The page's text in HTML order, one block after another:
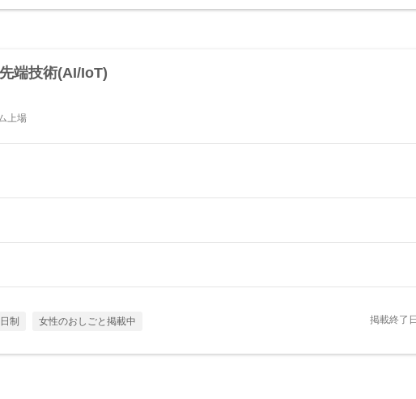
端技術(AI/IoT)
上場
制 女性のおしごと掲載中 掲載終了